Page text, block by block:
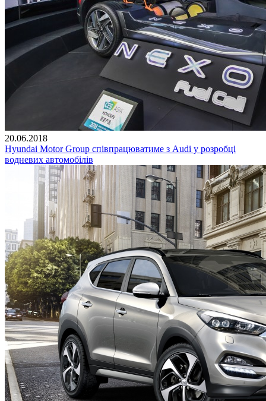
20.06.2018
Hyundai Motor Group співпрацюватиме з Audi у розробці
водневих автомобілів